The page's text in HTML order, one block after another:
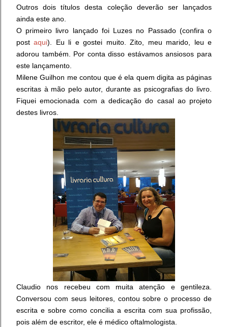
Outros dois títulos desta coleção deverão ser lançados
ainda este ano.
O primeiro livro lançado foi Luzes no Passado (confira o
postaqui).
Eu li e gostei muito. Zito, meu marido, leu e
adorou também. Por conta disso estávamos ansiosos para
este lançamento.
Milene Guilhon me contou que é ela quem digita as páginas
escritas à mão pelo autor, durante as psicografias do livro.
Fiquei emocionada com a dedicação do casal ao projeto
destes livros.
Claudio nos recebeu com muita atenção e gentileza.
Conversou com seus leitores, contou sobre o processo de
escrita e sobre como concilia a escrita com sua profissão,
pois além de escritor, ele é médico oftalmologista.